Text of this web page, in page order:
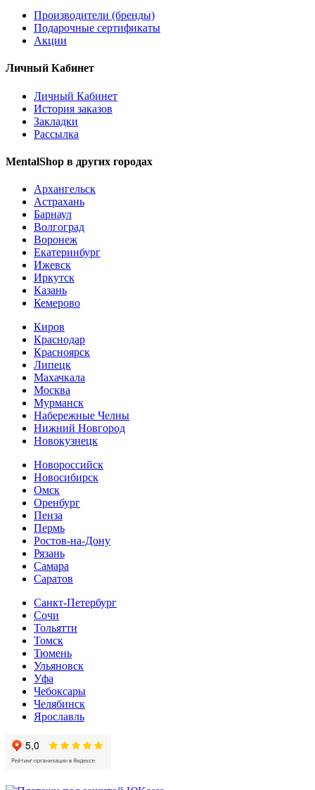
Производители (бренды)
Подарочные сертификаты
Акции
Личный Кабинет
Личный Кабинет
История заказов
Закладки
Рассылка
MentalShop в других городах
Архангельск
Астрахань
Барнаул
Волгоград
Воронеж
Екатеринбург
Ижевск
Иркутск
Казань
Кемерово
Киров
Краснодар
Красноярск
Липецк
Махачкала
Москва
Мурманск
Набережные Челны
Нижний Новгород
Новокузнецк
Новороссийск
Новосибирск
Омск
Оренбург
Пенза
Пермь
Ростов-на-Дону
Рязань
Самара
Cаратов
Санкт-Петербург
Сочи
Тольятти
Томск
Тюмень
Ульяновск
Уфа
Чебоксары
Челябинск
Ярославль